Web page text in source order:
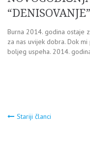
Burna 2014. godina ostaje
za nas uvijek dobra. Dok
boljeg uspeha. 2014.
Stariji članci